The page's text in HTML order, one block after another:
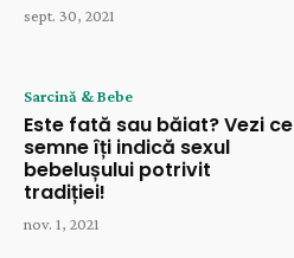
sept. 30, 2021
Sarcină & Bebe
Este fată sau băiat? Vezi ce
semne îți indică sexul
bebelușului potrivit
tradiției!
nov. 1, 2021